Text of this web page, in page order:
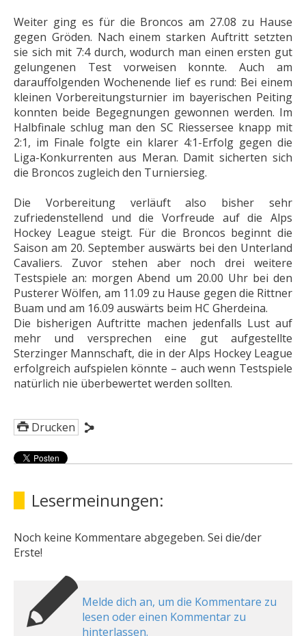
Weiter ging es für die Broncos am 27.08 zu Hause
gegen Gröden. Nach einem starken Auftritt setzten
sie sich mit 7:4 durch, wodurch man einen ersten gut
gelungenen Test vorweisen konnte. Auch am
darauffolgenden Wochenende lief es rund: Bei einem
kleinen Vorbereitungsturnier im bayerischen Peiting
konnten beide Begegnungen gewonnen werden. Im
Halbfinale schlug man den SC Riessersee knapp mit
2:1, im Finale folgte ein klarer 4:1-Erfolg gegen die
Liga-Konkurrenten aus Meran. Damit sicherten sich
die Broncos zugleich den Turniersieg.
Die Vorbereitung verläuft also bisher sehr
zufriedenstellend und die Vorfreude auf die Alps
Hockey League steigt. Für die Broncos beginnt die
Saison am 20. September auswärts bei den Unterland
Cavaliers. Zuvor stehen aber noch drei weitere
Testspiele an: morgen Abend um 20.00 Uhr bei den
Pusterer Wölfen, am 11.09 zu Hause gegen die Rittner
Buam und am 16.09 auswärts beim HC Gherdeina.
Die bisherigen Auftritte machen jedenfalls Lust auf
mehr und versprechen eine gut aufgestellte
Sterzinger Mannschaft, die in der Alps Hockey League
erfolgreich aufspielen könnte – auch wenn Testspiele
natürlich nie überbewertet werden sollten.
Drucken
Lesermeinungen:
Noch keine Kommentare abgegeben. Sei die/der
Erste!
Melde dich an, um die Kommentare zu
lesen oder einen Kommentar zu
hinterlassen.